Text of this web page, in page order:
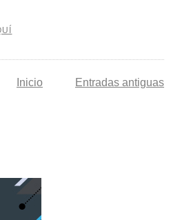
Entradas antiguas
Inicio